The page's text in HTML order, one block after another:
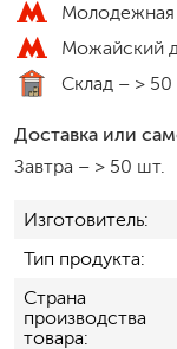
Можайский
Склад – > 50
Доставка или
Завтра – > 50 шт.
Изготовитель
Тип продукта
Страна
производства
товара